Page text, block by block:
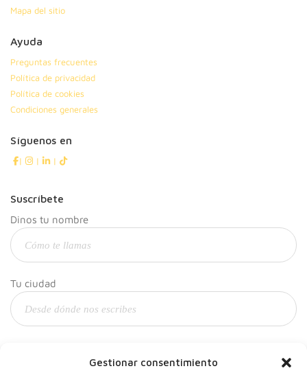
Gestionar consentimiento
Mapa del sitio
Ayuda
Preguntas frecuentes
Política de privacidad
Política de cookies
Condiciones generales
Síguenos en
| | |
Suscríbete
Dinos tu nombre
Tu ciudad